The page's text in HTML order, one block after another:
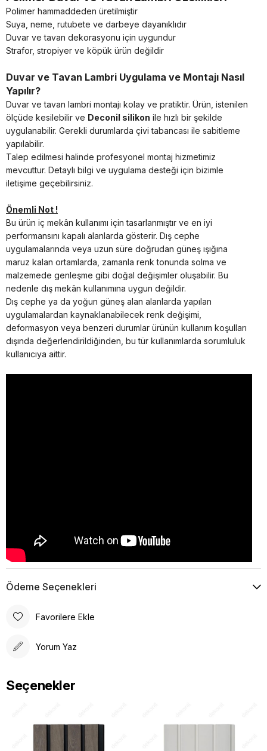
Polimer hammaddeden üretilmiştir
Suya, neme, rutubete ve darbeye dayanıklıdır
Duvar ve tavan dekorasyonu için uygundur
Strafor, stropiyer ve köpük ürün değildir
Duvar ve Tavan Lambri Uygulama ve Montajı Nasıl
Yapılır?
Duvar ve tavan lambri montajı kolay ve pratiktir. Ürün, istenilen
ölçüde kesilebilir ve Deconil silikon ile hızlı bir şekilde
uygulanabilir. Gerekli durumlarda çivi tabancası ile sabitleme
yapılabilir.
Talep edilmesi halinde profesyonel montaj hizmetimiz
mevcuttur. Detaylı bilgi ve uygulama desteği için bizimle
iletişime geçebilirsiniz.
Önemli Not !
Bu ürün iç mekân kullanımı için tasarlanmıştır ve en iyi
performansını kapalı alanlarda gösterir. Dış cephe
uygulamalarında veya uzun süre doğrudan güneş ışığına
maruz kalan ortamlarda, zamanla renk tonunda solma ve
malzemede genleşme gibi doğal değişimler oluşabilir. Bu
nedenle dış mekân kullanımına uygun değildir.
Dış cephe ya da yoğun güneş alan alanlarda yapılan
uygulamalardan kaynaklanabilecek renk değişimi,
deformasyon veya benzeri durumlar ürünün kullanım koşulları
dışında değerlendirildiğinden, bu tür kullanımlarda sorumluluk
kullanıcıya aittir.
Ödeme Seçenekleri
Favorilere Ekle
Yorum Yaz
Seçenekler